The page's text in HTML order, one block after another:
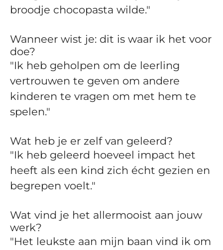
broodje chocopasta wilde."
Wanneer wist je: dit is waar ik het voor
doe?
"Ik heb geholpen om de leerling
vertrouwen te geven om andere
kinderen te vragen om met hem te
spelen."
Wat heb je er zelf van geleerd?
"Ik heb geleerd hoeveel impact het
heeft als een kind zich écht gezien en
begrepen voelt."
Wat vind je het allermooist aan jouw
werk?
"Het leukste aan mijn baan vind ik om